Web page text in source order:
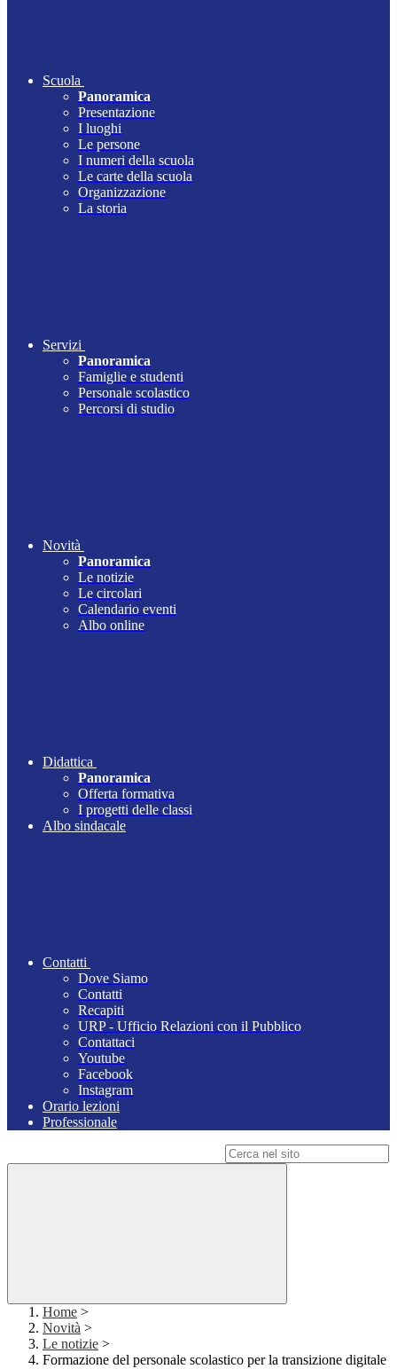
Scuola
Panoramica
Presentazione
I luoghi
Le persone
I numeri della scuola
Le carte della scuola
Organizzazione
La storia
Servizi
Panoramica
Famiglie e studenti
Personale scolastico
Percorsi di studio
Novità
Panoramica
Le notizie
Le circolari
Calendario eventi
Albo online
Didattica
Panoramica
Offerta formativa
I progetti delle classi
Albo sindacale
Contatti
Dove Siamo
Contatti
Recapiti
URP - Ufficio Relazioni con il Pubblico
Contattaci
Youtube
Facebook
Instagram
Orario lezioni
Professionale
Home >
Novità >
Le notizie >
Formazione del personale scolastico per la transizione digitale